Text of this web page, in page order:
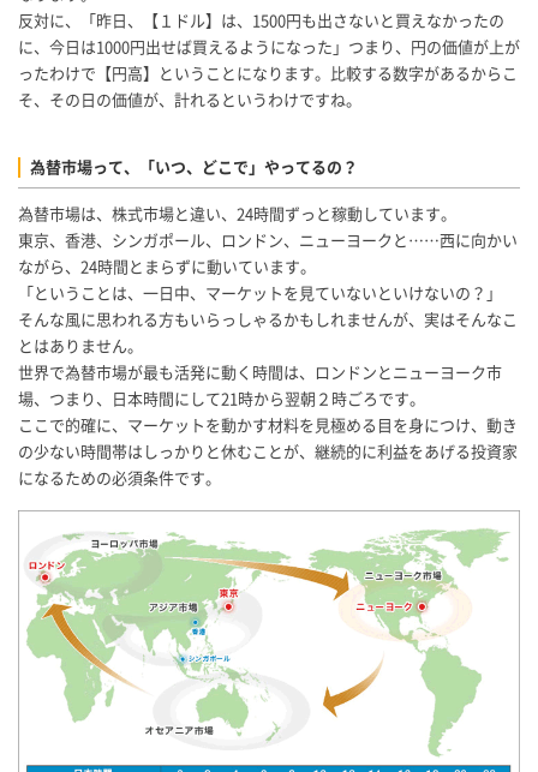
反対に、「昨日、【１ドル】は、1500円も出さないと買えなかったの
に、今日は1000円出せば買えるようになった」つまり、円の価値が上が
ったわけで【円高】ということになります。比較する数字があるからこ
そ、その日の価値が、計れるというわけですね。
為替市場って、「いつ、どこで」やってるの？
為替市場は、株式市場と違い、24時間ずっと稼動しています。
東京、香港、シンガポール、ロンドン、ニューヨークと……西に向かい
ながら、24時間とまらずに動いています。
「ということは、一日中、マーケットを見ていないといけないの？」
そんな風に思われる方もいらっしゃるかもしれませんが、実はそんなこ
とはありません。
世界で為替市場が最も活発に動く時間は、ロンドンとニューヨーク市
場、つまり、日本時間にして21時から翌朝２時ごろです。
ここで的確に、マーケットを動かす材料を見極める目を身につけ、動き
の少ない時間帯はしっかりと休むことが、継続的に利益をあげる投資家
になるための必須条件です。